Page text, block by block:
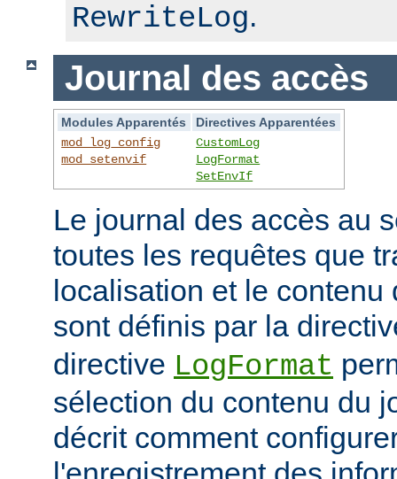
RewriteLog.
Journal des accès
Modules Apparentés
Directives Apparentées
mod_log_config
mod_setenvif
CustomLog
LogFormat
SetEnvIf
Le journal des accès au
toutes les requêtes que
localisation et le
sont définis par la
directive LogFormat
sélection du contenu du
décrit comment